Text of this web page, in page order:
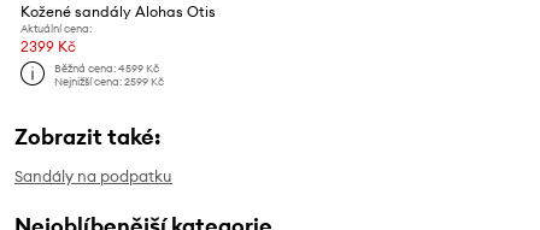
Kožené sandály Alohas Otis
Aktuální cena:
2399 Kč
Běžná cena:4599 Kč
Nejnižší cena:2599 Kč
Zobrazit také:
Sandály na podpatku